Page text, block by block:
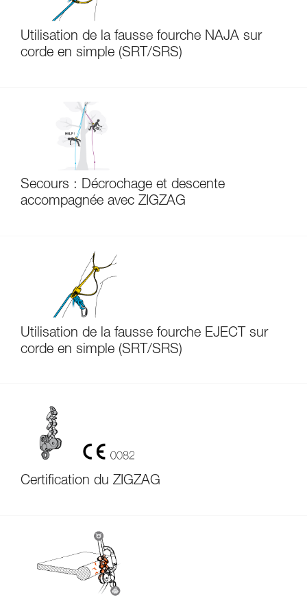
Utilisation de la fausse fourche NAJA sur
corde en simple (SRT/SRS)
Secours : Décrochage et descente
accompagnée avec ZIGZAG
Utilisation de la fausse fourche EJECT sur
corde en simple (SRT/SRS)
Certification du ZIGZAG